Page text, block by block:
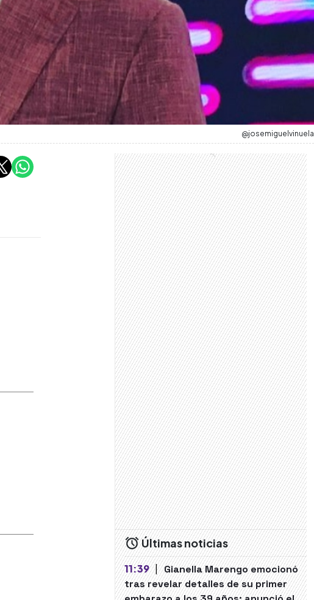
@josemiguelvinuela
Últimas noticias
11:39 | Gianella Marengo emocionó
tras revelar detalles de su primer